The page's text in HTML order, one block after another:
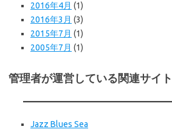
2016年4月 (1)
2016年3月 (3)
2015年7月 (1)
2005年7月 (1)
管理者が運営している関連サイト
Jazz Blues Sea